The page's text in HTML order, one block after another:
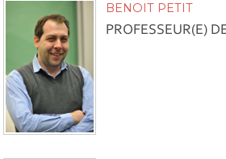
BENOIT PETIT
PROFESSEUR(E)